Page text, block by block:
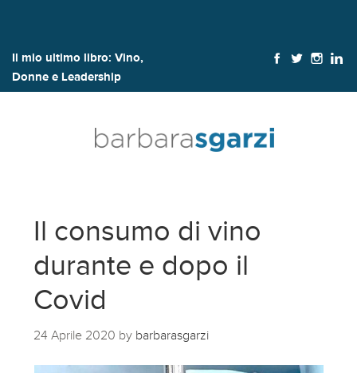
Il mio ultimo libro: Vino,
Donne e Leadership
Il consumo di vino
durante e dopo il
Covid
24 Aprile 2020 by barbarasgarzi